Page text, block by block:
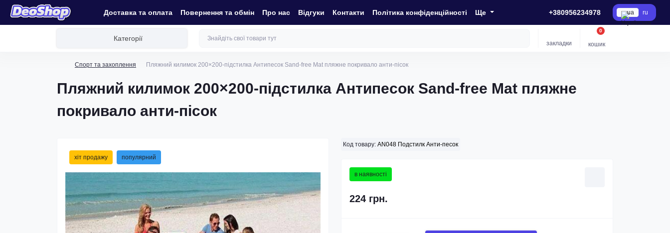
Доставка та оплата Повернення та обмін Про нас Відгуки Контакти Політика конфіденційності Ще +380956234978 ua ru
Категорії
закладки кошик
0
Спорт та захоплення Пляжний килимок 200×200-підстилка Антипесок Sand-free Mat пляжне покривало анти-пісок
Пляжний килимок 200×200-підстилка Антипесок Sand-free Mat пляжне
покривало анти-пісок
хіт продажу популярний
Код товару: AN048 Подстилк Анти-песок
в наявності
224 грн.